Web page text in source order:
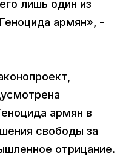
лишь один из
армян», -
армян в
свободы за
отрицание.